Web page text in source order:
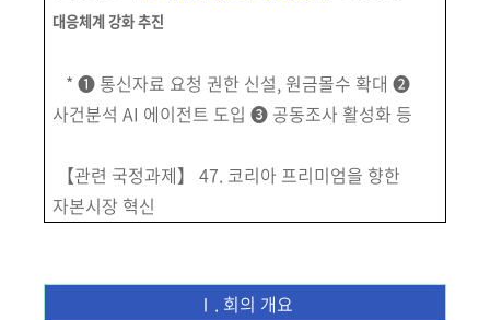
대응체계 강화 추진
* ➊ 통신자료 요청 권한 신설, 원금몰수 확대 ➋
사건분석 AI 에이전트 도입 ➌ 공동조사 활성화 등
【관련 국정과제】 47. 코리아 프리미엄을 향한
자본시장 혁신
Ⅰ. 회의 개요